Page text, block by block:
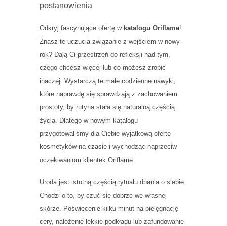
postanowienia
Odkryj fascynujące ofertę w katalogu Oriflame!
Znasz te uczucia związanie z wejściem w nowy
rok? Dają Ci przestrzeń do refleksji nad tym,
czego chcesz więcej lub co możesz zrobić
inaczej. Wystarczą te małe codzienne nawyki,
które naprawdę się sprawdzają z zachowaniem
prostoty, by rutyna stała się naturalną częścią
życia. Dlatego w nowym katalogu
przygotowaliśmy dla Ciebie wyjątkową ofertę
kosmetyków na czasie i wychodząc naprzeciw
oczekiwaniom klientek Oriflame.
Uroda jest istotną częścią rytuału dbania o siebie.
Chodzi o to, by czuć się dobrze we własnej
skórze. Poświęcenie kilku minut na pielęgnację
cery, nałożenie lekkie podkładu lub zafundowanie